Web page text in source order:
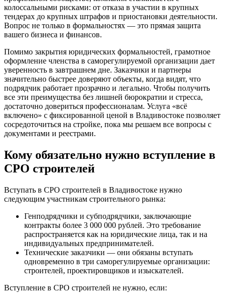
колоссальными рисками: от отказа в участии в крупных
тендерах до крупных штрафов и приостановки деятельности.
Вопрос не только в формальностях — это прямая защита
вашего бизнеса и финансов.
Помимо закрытия юридических формальностей, грамотное
оформление членства в саморегулируемой организации дает
уверенность в завтрашнем дне. Заказчики и партнеры
значительно быстрее доверяют объекты, когда видят, что
подрядчик работает прозрачно и легально. Чтобы получить
все эти преимущества без лишней бюрократии и стресса,
достаточно довериться профессионалам. Услуга «всё
включено» с фиксированной ценой в Владивостоке позволяет
сосредоточиться на стройке, пока мы решаем все вопросы с
документами и реестрами.
Кому обязательно нужно вступление в
СРО строителей
Вступать в СРО строителей в Владивостоке нужно
следующим участникам строительного рынка:
Генподрядчики и субподрядчики, заключающие
контракты более 3 000 000 рублей. Это требование
распространяется как на юридические лица, так и на
индивидуальных предпринимателей.
Технические заказчики — они обязаны вступать
одновременно в три саморегулируемые организации:
строителей, проектировщиков и изыскателей.
Вступление в СРО строителей не нужно, если: